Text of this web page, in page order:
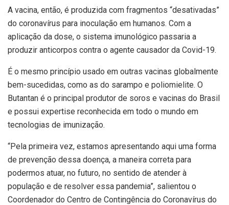
A vacina, então, é produzida com fragmentos “desativadas”
do coronavírus para inoculação em humanos. Com a
aplicação da dose, o sistema imunológico passaria a
produzir anticorpos contra o agente causador da Covid-19.
É o mesmo princípio usado em outras vacinas globalmente
bem-sucedidas, como as do sarampo e poliomielite. O
Butantan é o principal produtor de soros e vacinas do Brasil
e possui expertise reconhecida em todo o mundo em
tecnologias de imunização.
“Pela primeira vez, estamos apresentando aqui uma forma
de prevenção dessa doença, a maneira correta para
podermos atuar, no futuro, no sentido de atender à
população e de resolver essa pandemia”, salientou o
Coordenador do Centro de Contingência do Coronavírus do